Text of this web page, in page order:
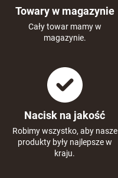
Towary w magazynie
Cały towar mamy w
magazynie.
Nacisk na jakość
Robimy wszystko, aby nasze
produkty były najlepsze w
kraju.